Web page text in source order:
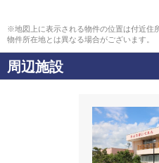
※地図上に表示される物件の位置は付近住
物件所在地とは異なる場合がございます。
周辺施設